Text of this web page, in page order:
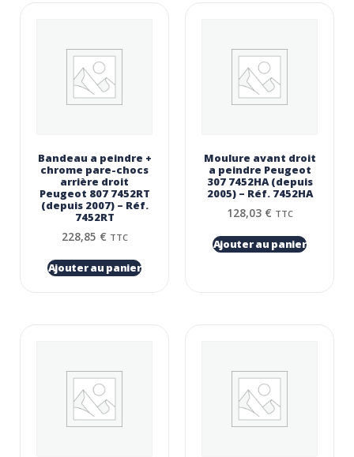
Bandeau a peindre +
chrome pare-chocs
arrière droit
Peugeot 807 7452RT
(depuis 2007) – Réf.
7452RT
228,85 € TTC
Ajouter au panier
Moulure avant droit
a peindre Peugeot
307 7452HA (depuis
2005) – Réf. 7452HA
128,03 € TTC
Ajouter au panier